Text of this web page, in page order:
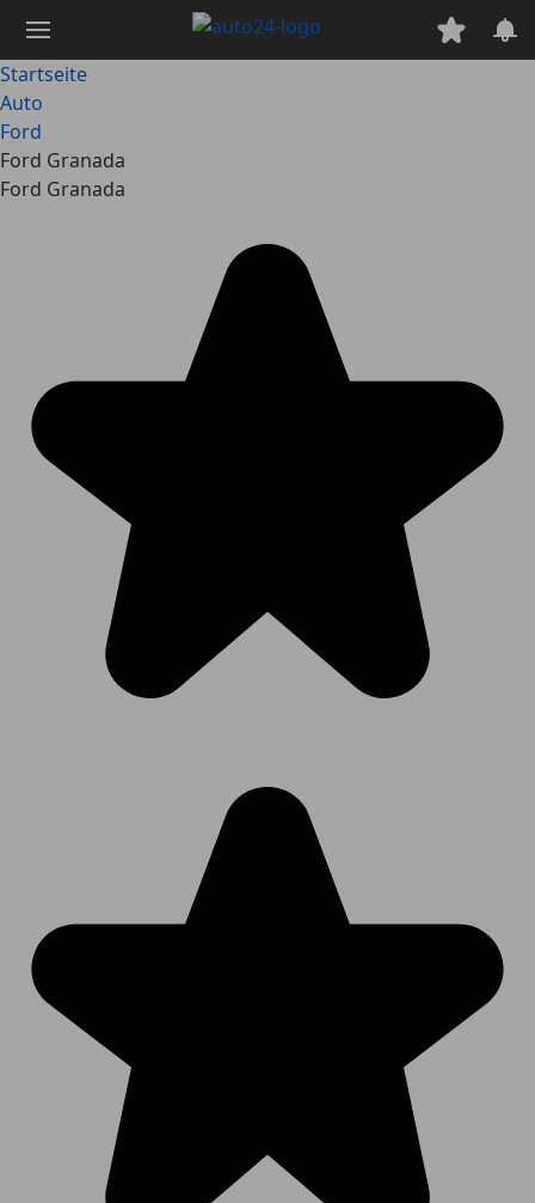
Hauptinhalt
springen
Startseite
Auto
Ford
Ford Granada
Ford Granada